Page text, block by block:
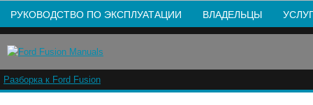
РУКОВОДСТВО ПО ЭКСПЛУАТАЦИИ ВЛАДЕЛЬЦЫ
Разборка к Ford Fusion